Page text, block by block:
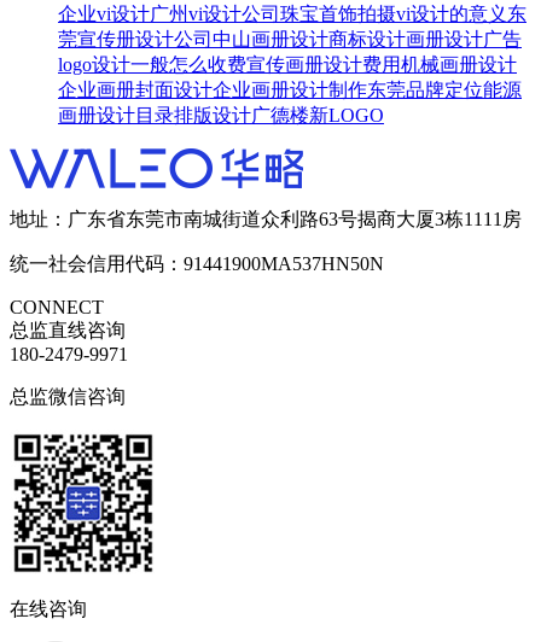
企业vi设计广州vi设计公司 珠宝首饰拍摄vi设计的意义 东
莞宣传册设计公司 中山画册设计商标设计画册设计广告
logo设计一般怎么收费宣传画册设计费用机械画册设计
企业画册封面设计企业画册设计制作东莞品牌定位能源
画册设计目录排版设计广德楼新LOGO
地址：广东省东莞市南城街道众利路63号揭商大厦3栋1111房
统一社会信用代码：91441900MA537HN50N
CONNECT
总监直线咨询
180-2479-9971
总监微信咨询
在线咨询